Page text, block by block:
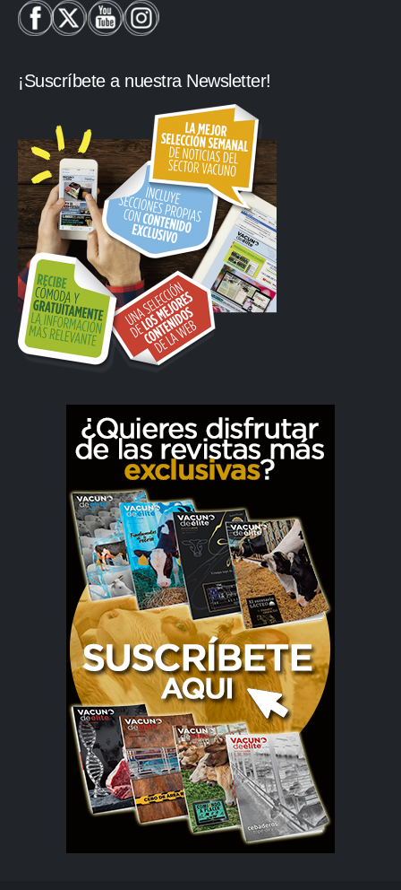
¡Suscríbete a nuestra Newsletter!